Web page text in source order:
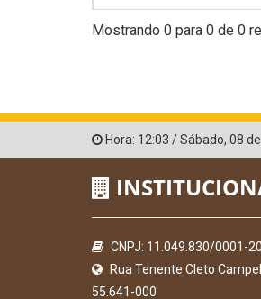
Mostrando 0 para 0 de 0
Hora: 12:03 /Sábado, 08
CNPJ: 11.049.830/0001-20
Rua Tenente Cleto
55.641-000